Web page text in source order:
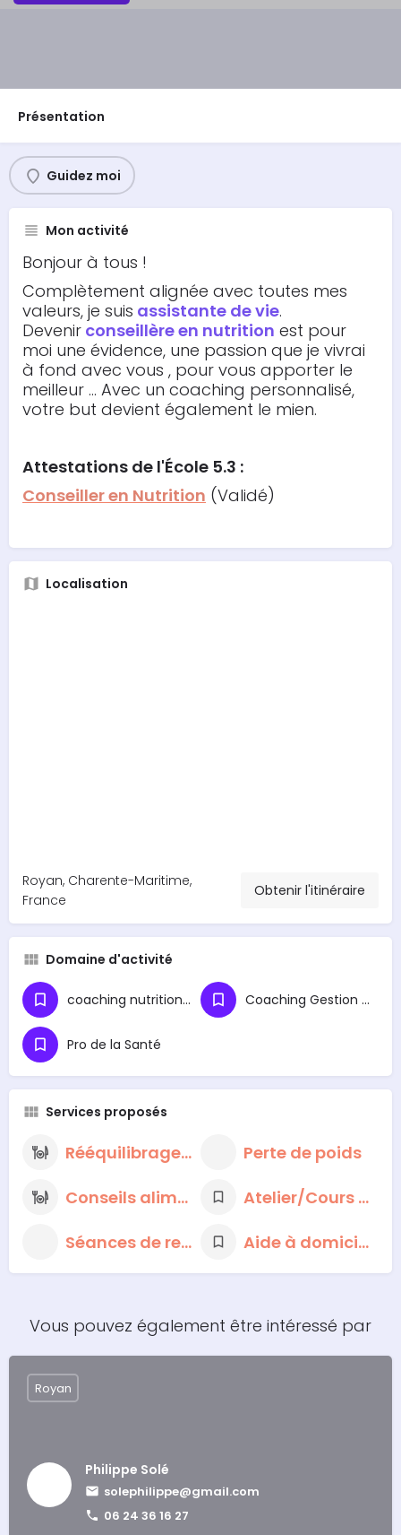
Présentation
Guidez moi
Mon activité
Bonjour à tous !
Complètement alignée avec toutes mes
valeurs, je suis assistante de vie.
Devenir conseillère en nutrition est pour
moi une évidence, une passion que je vivrai
à fond avec vous , pour vous apporter le
meilleur ... Avec un coaching personnalisé,
votre but devient également le mien.
Attestations de l'École 5.3 :
Conseiller en Nutrition (Validé)
Localisation
Royan, Charente-Maritime,
France
Obtenir l'itinéraire
Domaine d'activité
coaching nutritionnel Coaching Gestion du Stress
Pro de la Santé
Services proposés
Rééquilibrage alimentaire
Perte de poids
Conseils alimentaires nutritionnels
Atelier/Cours de cuisine
Séances de respiration et de méditation
Aide à domicile
Vous pouvez également être intéressé par
Philippe Solé
solephilippe@gmail.com
06 24 36 16 27
Royan